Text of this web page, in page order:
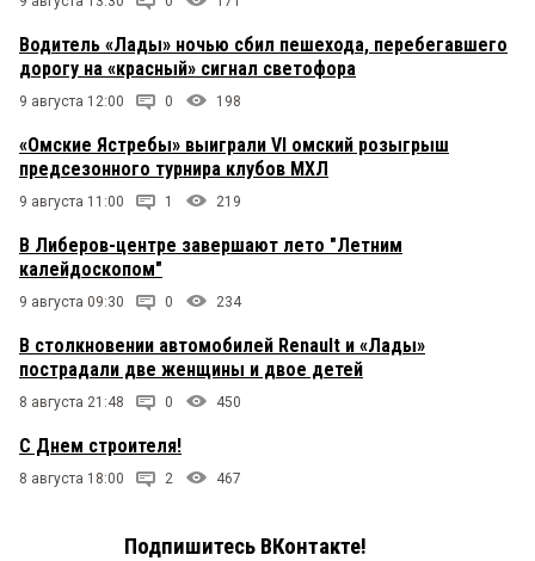
Водитель «Лады» ночью сбил пешехода, перебегавшего
дорогу на «красный» сигнал светофора
9 августа 12:00 0 198
«Омские Ястребы» выиграли VI омский розыгрыш
предсезонного турнира клубов МХЛ
9 августа 11:00 1 219
В Либеров-центре завершают лето "Летним
калейдоскопом"
9 августа 09:30 0 234
В столкновении автомобилей Renault и «Лады»
пострадали две женщины и двое детей
8 августа 21:48 0 450
С Днем строителя!
8 августа 18:00 2 467
Подпишитесь ВКонтакте!